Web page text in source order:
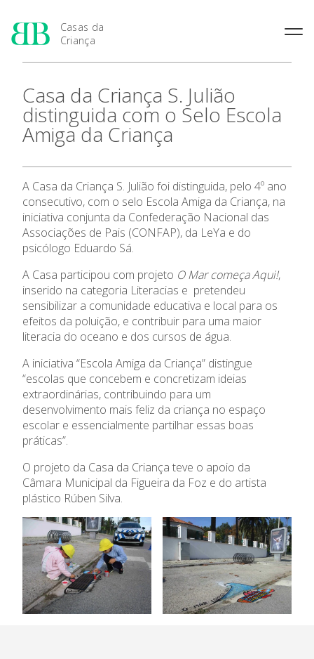
Casas da
Criança
Apresentação
Criança
Pensamento Pedagógico de
Bissaya Barreto
Natureza e fins pedagógicos
Princípios Educativos Gerais
As 7 Casas da Criança
Joaquina Barreto Rosa
Maria do Resgate Salazar
Maria Rita Patrocínio Costa
Maria Leonor Anjos Diniz
Maria Granado
Admissão
Admissão
Período de Inscrição
Candidatura
Contactos
Notícias
Casa da Criança S. Julião
distinguida com o Selo Escola
Amiga da Criança
A Casa da Criança S. Julião foi distinguida, pelo 4º ano
consecutivo, com o selo Escola Amiga da Criança, na
iniciativa conjunta da Confederação Nacional das
Associações de Pais (CONFAP), da LeYa e do
psicólogo Eduardo Sá.
A Casa participou com projeto O Mar começa Aqui!,
inserido na categoria Literacias e pretendeu
sensibilizar a comunidade educativa e local para os
efeitos da poluição, e contribuir para uma maior
literacia do oceano e dos cursos de água.
A iniciativa “Escola Amiga da Criança” distingue
“escolas que concebem e concretizam ideias
extraordinárias, contribuindo para um
desenvolvimento mais feliz da criança no espaço
escolar e essencialmente partilhar essas boas
práticas”.
O projeto da Casa da Criança teve o apoio da
Câmara Municipal da Figueira da Foz e do artista
plástico Rúben Silva.